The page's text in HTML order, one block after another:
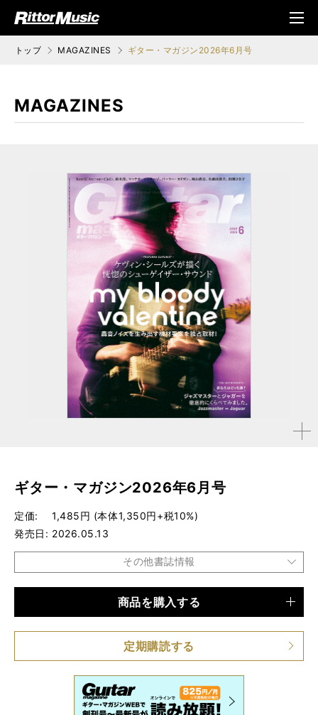
ジック (Rittor Musi
メニ
ュ
トップ MAGAZINES ギター・マガジン2026年6月号
MAGAZINES
拡大す
ギター・マガジン2026年6月号
定価
1,485円 (本体1,350円+税10%)
発売日
2026.05.13
その他書誌情報
仕様 A4変形判 / 180ページ
商品を購入する
定期購読する